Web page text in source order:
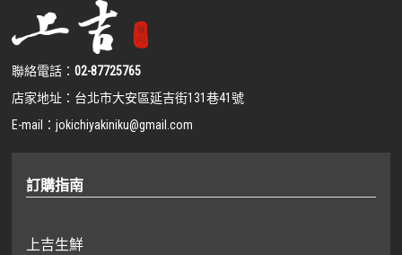
聯絡電話：02-87725765
店家地址： 台北市大安區延吉街131巷41號
E-mail：jokichiyakiniku@gmail.com
訂購指南
上吉生鮮